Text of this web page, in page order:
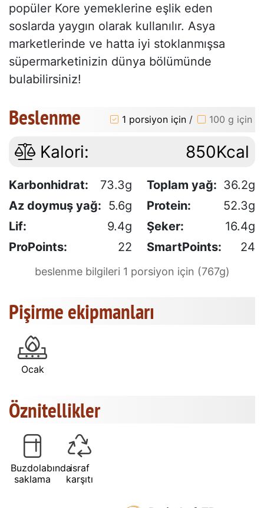
popüler Kore yemeklerine eşlik eden
soslarda yaygın olarak kullanılır. Asya
marketlerinde ve hatta iyi stoklanmışsa
süpermarketinizin dünya bölümünde
bulabilirsiniz!
Beslenme 1 porsiyon için / 100 g için
Kalori: 850Kcal
Karbonhidrat: 73.3g Toplam yağ: 36.2g
Az doymuş yağ: 5.6g Protein:
52.3g
Lif:
9.4g Şeker:
16.4g
ProPoints:
22 SmartPoints: 24
beslenme bilgileri 1 porsiyon için (767g)
Pişirme ekipmanları
Ocak
Öznitellikler
Buzdolabında
saklama
israf
karşıtı